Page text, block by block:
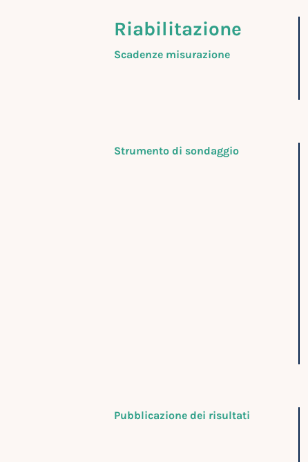
Riabilitazione
Scadenze misurazione
Strumento di sondaggio
Pubblicazione dei risultati